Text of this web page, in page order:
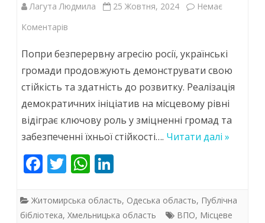
Лагута Людмила 25 Жовтня, 2024
Немає
Коментарів
врядування
та
місцева
бібліотек
зміцненні
Попри безперервну агресію росії, українські
громади продовжують демонструвати свою
стійкість та здатність до розвитку. Реалізація
демократичних ініціатив на місцевому рівні
відіграє ключову роль у зміцненні громад та
забезпеченні їхньої стійкості…. Читати далі »
F
e
T
itt
W
at k
Житомирська область, Одеська область, Публічна
бібліотека, Хмельницька область ВПО, Місцеве